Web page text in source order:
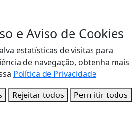
e Aviso de Cookies
estatísticas de visitas para
de navegação, obtenha mais
Política de Privacidade
Rejeitar todos Permitir todos